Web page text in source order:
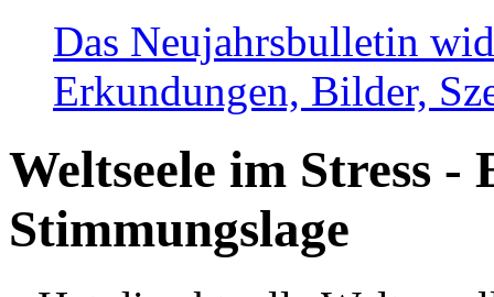
Das Neujahrsbulletin
Erkundungen, Bilder,
Weltseele im Stress -
Stimmungslage